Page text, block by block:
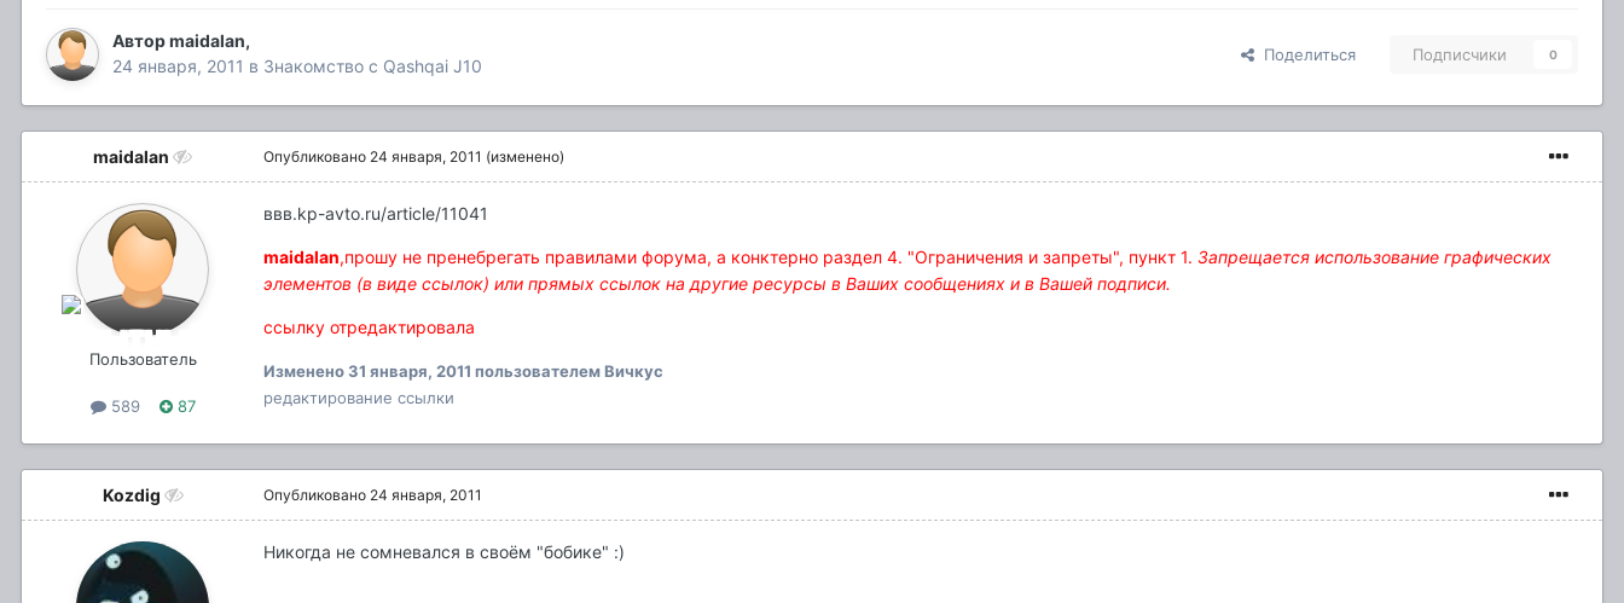
Авторmaidalan,
24 января, 2011 в Знакомство с Qashqai J10
Поделиться Подписчики 0
maidalan
Пользователь
589 87
Опубликовано 24 января, 2011 (изменено)
ввв.kp-avto.ru/article/11041
maidalan,прошу не пренебрегать правилами форума, а конктерно раздел 4. "Ограничения и запреты", пункт 1. Запрещается использование графических
элементов (в виде ссылок) или прямых ссылок на другие ресурсы в Ваших сообщениях и в Вашей подписи.
ссылку отредактировала
Изменено31 января, 2011 пользователем Вичкус
редактирование ссылки
Kozdig Опубликовано 24 января, 2011
Никогда не сомневался в своём "бобике" :)